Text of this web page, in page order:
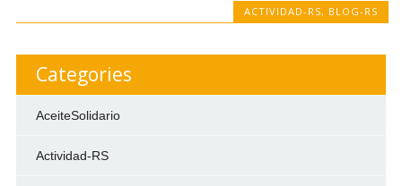
ACTIVIDAD-RS, BLOG-RS
Categories
AceiteSolidario
Actividad-RS